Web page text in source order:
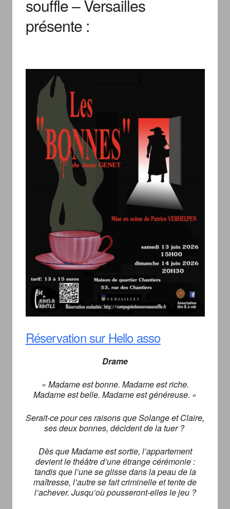
souffle – Versailles
présente :
Réservation sur Hello asso
Drame
« Madame est bonne. Madame est riche.
Madame est belle. Madame est généreuse. »
Serait-ce pour ces raisons que Solange et Claire,
ses deux bonnes, décident de la tuer ?
Dès que Madame est sortie, l’appartement
devient le théâtre d’une étrange cérémonie :
tandis que l’une se glisse dans la peau de la
maîtresse, l’autre se fait criminelle et tente de
l’achever. Jusqu’où pousseront-elles le jeu ?